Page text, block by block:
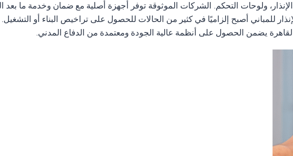
ولوحات التحكم. الشركات الموثوقة توفر أجهزة أصلية مع ضمان وخدمة ما
للمباني أصبح إلزاميًا في كثير من الحالات للحصول على تراخيص البناء أو
يضمن الحصول على أنظمة عالية الجودة ومعتمدة من الدفاع المدني.